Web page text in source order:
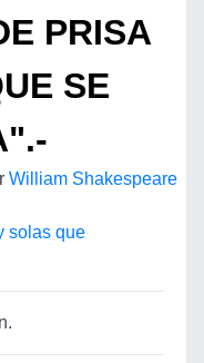
PRISA
SE
William Shakespeare
solas que